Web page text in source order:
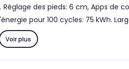
des pieds: 6 cm, Apps de
pour 100 cycles: 75 kWh.
Voir plus